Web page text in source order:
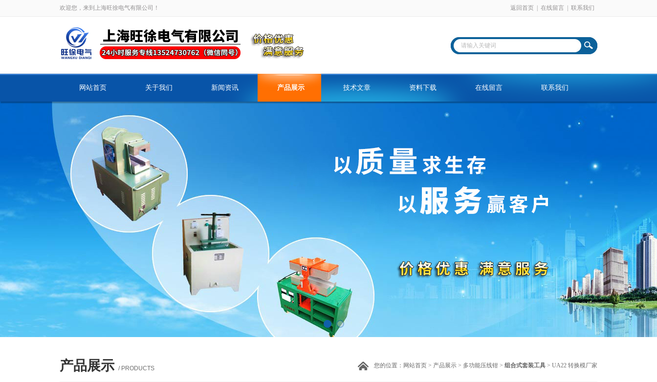
欢迎您，来到上海旺徐电气有限公司！ 返回首页 在线留言 联系我们
网站首页 关于我们 新闻资讯 产品展示 技术文章 资料下载 在线留言 联系我们
产品展示 / PRODUCTS 您的位置： 网站首页 > 产品展示 > 多功能压线钳 > 组合式套装工具 > UA22 转换模厂家